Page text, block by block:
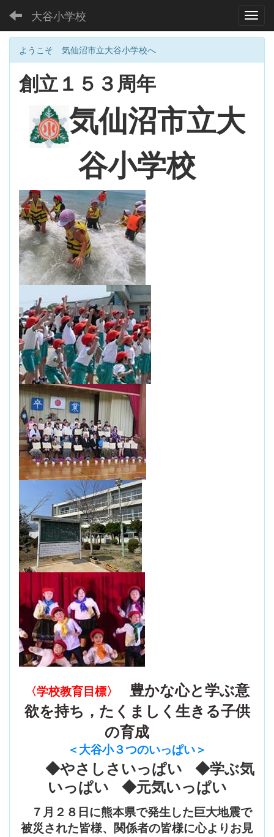
大谷小学校
ようこそ 気仙沼市立大谷小学校へ
創立１５３周年
気仙沼市立大
谷小学校
〈学校教育目標〉
豊かな心と学ぶ意
欲を持ち，たくましく生きる子供
の育成
＜大谷小３つのいっぱい＞
◆やさしさいっぱい ◆学ぶ気
いっぱい ◆元気いっぱい
７月２８日に熊本県で発生した巨大地震で
被災された皆様、関係者の皆様に心よりお見